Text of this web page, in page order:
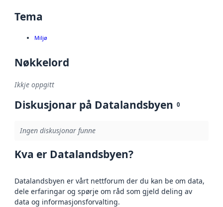
Tema
Miljø
Nøkkelord
Ikkje oppgitt
Diskusjonar på Datalandsbyen 0
Ingen diskusjonar funne
Kva er Datalandsbyen?
Datalandsbyen er vårt nettforum der du kan be om data,
dele erfaringar og spørje om råd som gjeld deling av
data og informasjonsforvalting.